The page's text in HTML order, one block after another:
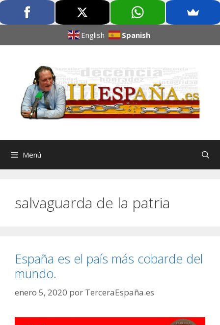
English Spanish
Menú
salvaguarda de la patria
España es el país más cobarde del
mundo.
enero 5, 2020 por TerceraEspaña.es